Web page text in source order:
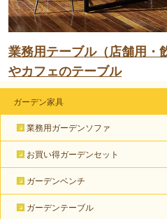
業務用テーブル（店舗用・
やカフェのテーブル
ガーデン家具
業務用ガーデンソファ
お買い得ガーデンセット
ガーデンベンチ
ガーデンテーブル